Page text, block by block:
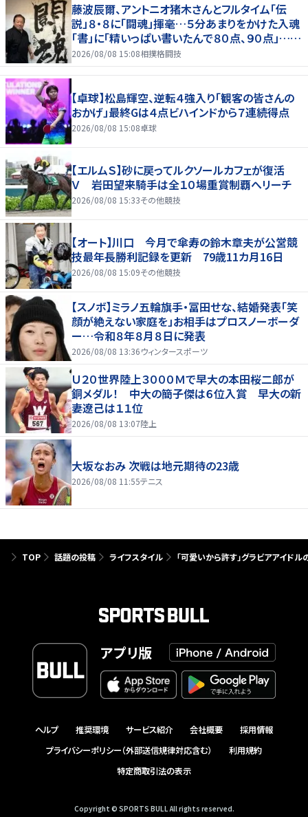
藤波辰爾、アントニオ猪木さんとフルタイム「伝
説」８・８に「闘魂」揮毫…５分あまりをかけた入魂
「書」に「精いっぱい書いたんで８０点、９０点」…
「人間・藤波辰爾展」開催
2026/08/08 15:08相撲格闘技
【卓球】松島輝空、逆転４強入り「観客の皆さんの
おかげ」最終Gは４点ビハインドから７連続得点
2026/08/08 15:08卓球
【エルムＳ】砂に戻ってルクソールカフェが復活
Ｖ 岩田望来騎手は全１０場重賞制覇へリーチ
2026/08/08 15:33その他競技
【オート】川口 今月で傘寿の鈴木章夫が公営競
技最年長勝利記録を更新 79歳11カ月16日
2026/08/08 15:09その他競技
【スノボ】ミラノ五輪旗手・冨田せな、結婚発表「笑
顔が絶えない家庭を」お相手はプロスノーボーダ
ー…令和８年８月８日に発表
2026/08/08 13:36ウィンタースポーツ
Ｕ２０世界陸上３０００Ｍで早大の本田桜二郎が
銅メダル！ 中大の簡子傑は６位入賞 早大の新
妻遼己は１１位
2026/08/08 13:07陸上
大坂なおみ 次戦は地元期待の23歳
2026/08/08 11:55テニス
TOP 話題の投稿 ライフスタイル 「可愛いから許す」グラビアアイド
アプリ版
ヘルプ 推奨環境 サービス紹介 会社概要
採用情報
プライバシーポリシー（外部送信規律対応含む）
利用規約
特定商取引法の表示
Copyright © SPORTS BULL All rights reserved.